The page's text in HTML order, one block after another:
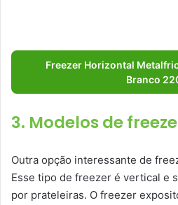
Freezer Horizontal
Branco
3. Modelos de
Outra opção interessante de
Esse tipo de freezer é vertical e
por prateleiras. O freezer